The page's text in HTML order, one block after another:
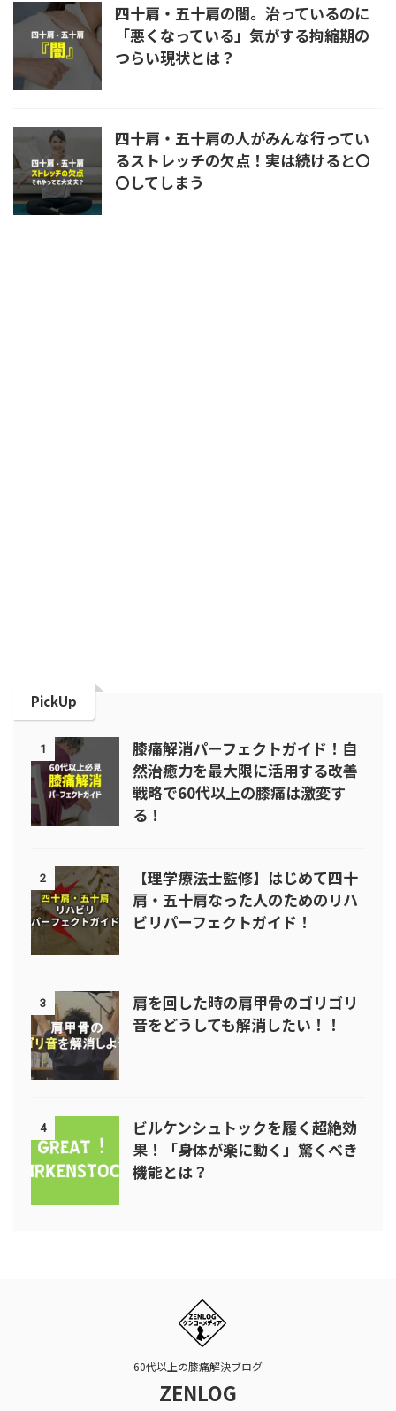
四十肩・五十肩の闇。治っているのに
「悪くなっている」気がする拘縮期の
つらい現状とは？
四十肩・五十肩の人がみんな行ってい
るストレッチの欠点！実は続けると〇
〇してしまう
PickUp
1
膝痛解消パーフェクトガイド！自
然治癒力を最大限に活用する改善
戦略で60代以上の膝痛は激変す
る！
2
【理学療法士監修】はじめて四十
肩・五十肩なった人のためのリハ
ビリパーフェクトガイド！
3
肩を回した時の肩甲骨のゴリゴリ
音をどうしても解消したい！！
4
ビルケンシュトックを履く超絶効
果！「身体が楽に動く」驚くべき
機能とは？
60代以上の膝痛解決ブログ
ZENLOG